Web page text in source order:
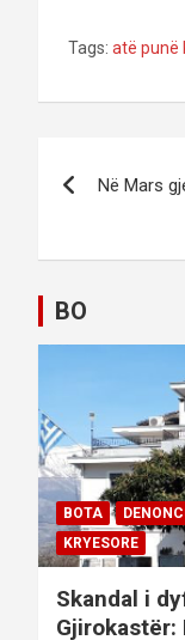
Tags: atë punë
s
t
n
a
v
i
g
a
Në Mars
BO
BOTA
KRYESORE
Skandal i
Gjirokastër: